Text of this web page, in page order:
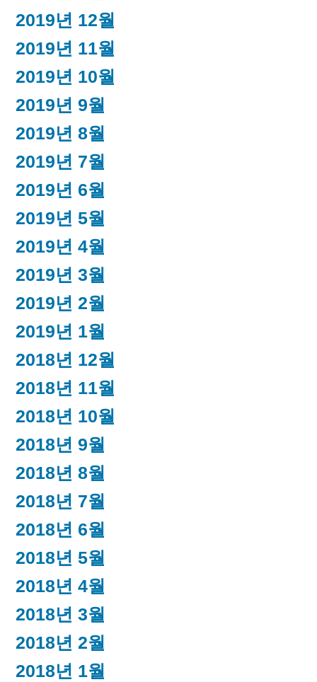
2019년 12월
2019년 11월
2019년 10월
2019년 9월
2019년 8월
2019년 7월
2019년 6월
2019년 5월
2019년 4월
2019년 3월
2019년 2월
2019년 1월
2018년 12월
2018년 11월
2018년 10월
2018년 9월
2018년 8월
2018년 7월
2018년 6월
2018년 5월
2018년 4월
2018년 3월
2018년 2월
2018년 1월